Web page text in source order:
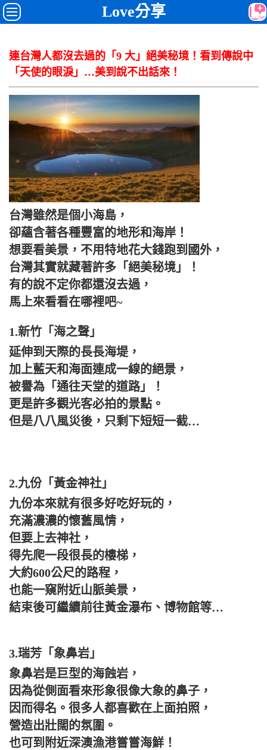
Love分享
連台灣人都沒去過的「9 大」絕美秘境！看到傳說中
「天使的眼淚」…美到說不出話來！
台灣雖然是個小海島，
卻蘊含著各種豐富的地形和海岸！
想要看美景，不用特地花大錢跑到國外，
台灣其實就藏著許多「絕美秘境」！
有的說不定你都還沒去過，
馬上來看看在哪裡吧~
1.新竹「海之聲」
延伸到天際的長長海堤，
加上藍天和海面連成一線的絕景，
被譽為「通往天堂的道路」！
更是許多觀光客必拍的景點。
但是八八風災後，只剩下短短一截…
2.九份「黃金神社」
九份本來就有很多好吃好玩的，
充滿濃濃的懷舊風情，
但要上去神社，
得先爬一段很長的樓梯，
大約600公尺的路程，
也能一窺附近山脈美景，
結束後可繼續前往黃金瀑布、博物館等…
3.瑞芳「象鼻岩」
象鼻岩是巨型的海蝕岩，
因為從側面看來形象很像大象的鼻子，
因而得名。很多人都喜歡在上面拍照，
營造出壯闊的氛圍。
也可到附近深澳漁港嘗嘗海鮮！